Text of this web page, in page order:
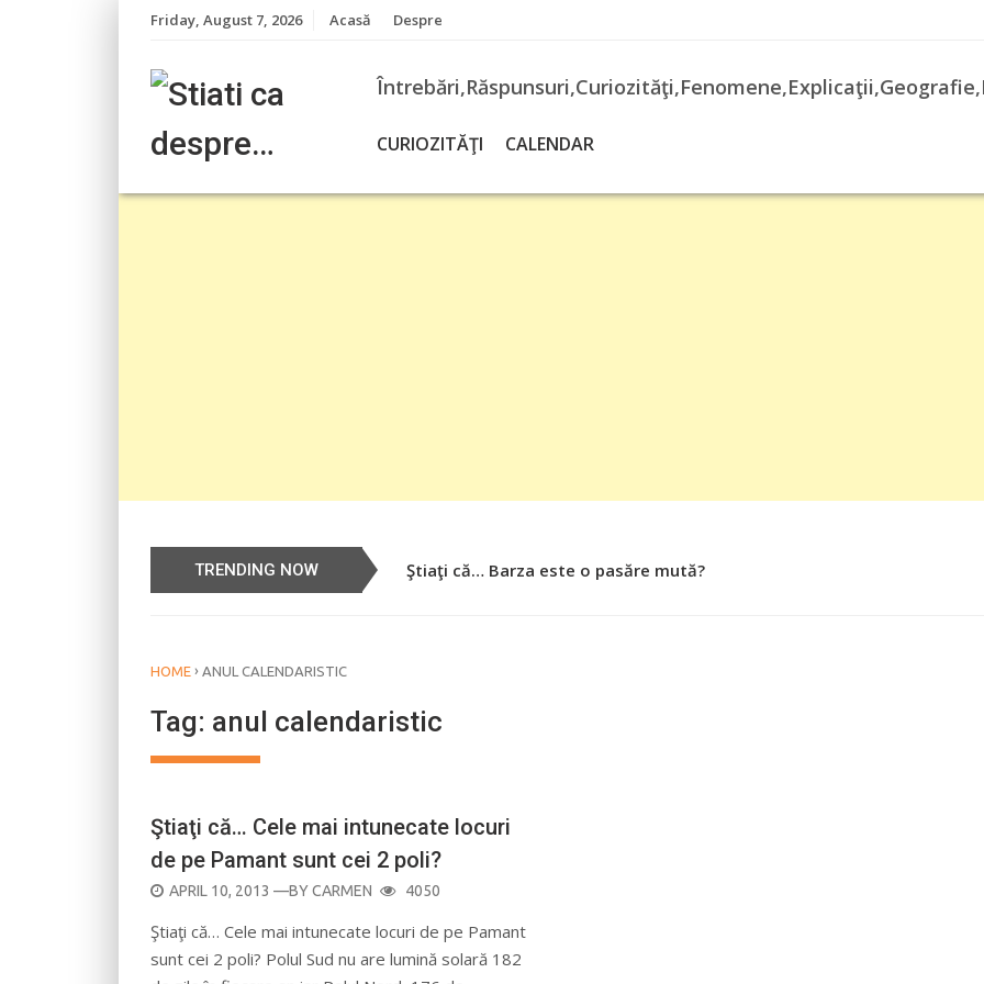
Friday, August 7, 2026 Acasă Despre
CURIOZITĂŢI CALENDAR
TRENDING NOW Ştiaţi că… Barza este o pasăre mută?
Știați că… Roşiile îsi păstrează substanţele benefice organismului
HOME › ANUL CALENDARISTIC
Tag: anul calendaristic
Ştiaţi că… Cele mai intunecate locuri
de pe Pamant sunt cei 2 poli?
POSTED
APRIL 10, 2013 —BYCARMEN 4050
Ştiaţi că… Cele mai intunecate locuri de pe Pamant
sunt cei 2 poli? Polul Sud nu are lumină solară 182